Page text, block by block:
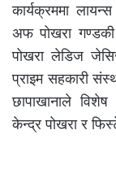
कार्यक्रममा
अफ पोखरा
पोखरा लेडिज
प्राइम सहकारी
छापाखानाले
केन्द्र पोखरा र